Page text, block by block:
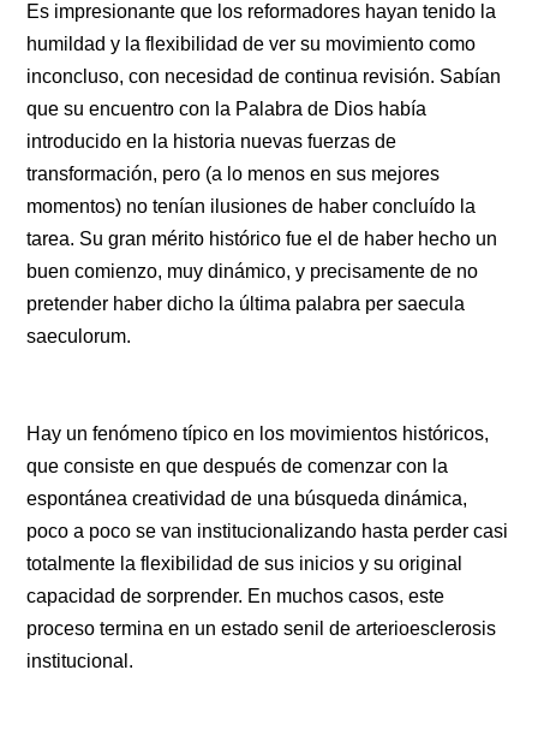
Es impresionante que los reformadores hayan tenido la
humildad y la flexibilidad de ver su movimiento como
inconcluso, con necesidad de continua revisión. Sabían
que su encuentro con la Palabra de Dios había
introducido en la historia nuevas fuerzas de
transformación, pero (a lo menos en sus mejores
momentos) no tenían ilusiones de haber concluído la
tarea. Su gran mérito histórico fue el de haber hecho un
buen comienzo, muy dinámico, y precisamente de no
pretender haber dicho la última palabra per saecula
saeculorum.
Hay un fenómeno típico en los movimientos históricos,
que consiste en que después de comenzar con la
espontánea creatividad de una búsqueda dinámica,
poco a poco se van institucionalizando hasta perder casi
totalmente la flexibilidad de sus inicios y su original
capacidad de sorprender. En muchos casos, este
proceso termina en un estado senil de arterioesclerosis
institucional.